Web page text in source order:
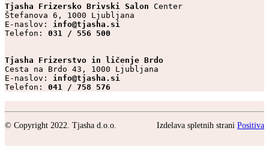
Tjasha Frizersko Brivski Salon Center
Štefanova 6, 1000 Ljubljana
E-naslov: info@tjasha.si
Telefon: 031 / 556 500
Tjasha Frizerstvo in ličenje Brdo
Cesta na Brdo 43, 1000 Ljubljana
E-naslov: info@tjasha.si
Telefon: 041 / 758 576
© Copyright 2022. Tjasha d.o.o. Izdelava spletnih strani Positiva